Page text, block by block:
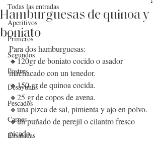
Todas las entradas
Aperitivos
Primeros
Segundos
Postres
Desayunos
Pescados
Carnes
Ensaladas
Hamburguesas de quinoa y
boniato
Para dos hamburguesas:
🔸120gr de boniato cocido o asador
machacado con un tenedor.
🔸150 gr de quinoa cocida.
🔸25 gr de copos de avena.
🔸una pizca de sal, pimienta y ajo en polvo.
🔸un puñado de perejil o cilantro fresco
picado.